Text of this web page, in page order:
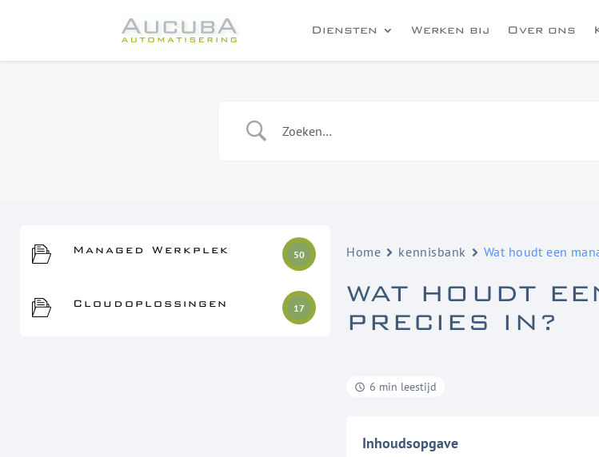
Diensten Werken bij Over ons
Managed Werkplek 50
Cloudoplossingen 17
Home kennisbank Wat houdt een
WAT HOUDT
PRECIES IN?
6 min leestijd
Inhoudsopgave